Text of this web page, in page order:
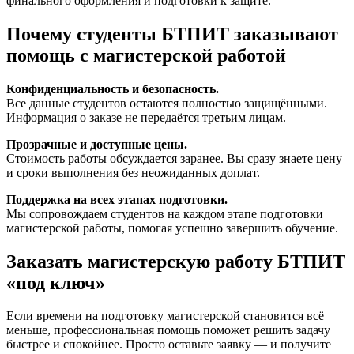
Почему студенты БТПИТ заказывают
помощь с магистерской работой
Конфиденциальность и безопасность.
Все данные студентов остаются полностью защищёнными.
Информация о заказе не передаётся третьим лицам.
Прозрачные и доступные цены.
Стоимость работы обсуждается заранее. Вы сразу знаете цену
и сроки выполнения без неожиданных доплат.
Поддержка на всех этапах подготовки.
Мы сопровождаем студентов на каждом этапе подготовки
магистерской работы, помогая успешно завершить обучение.
Заказать магистерскую работу БТПИТ
«под ключ»
Если времени на подготовку магистерской становится всё
меньше, профессиональная помощь поможет решить задачу
быстрее и спокойнее. Просто оставьте заявку — и получите